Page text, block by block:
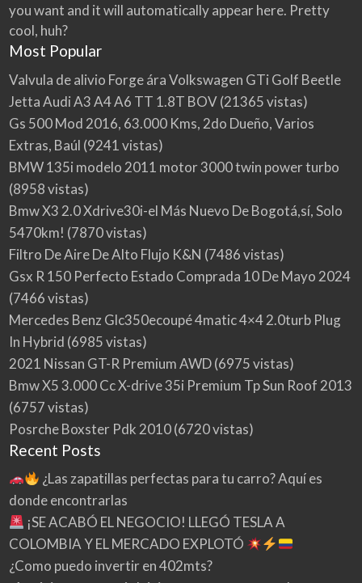
you want and it will automatically appear here. Pretty
cool, huh?
Most Popular
Valvula de alivio Forge ára Volkswagen GTi Golf Beetle
Jetta Audi A3 A4 A6 TT 1.8T BOV(21365 vistas)
Gs 500 Mod 2016, 63.000 Kms, 2do Dueño, Varios
Extras, Baúl (9241 vistas)
BMW 135i modelo 2011 motor 3000 twin power turbo
(8958 vistas)
Bmw X3 2.0 Xdrive30i-el Más Nuevo De Bogotá,sí, Solo
5470km! (7870 vistas)
Filtro De Aire De Alto Flujo K&N (7486 vistas)
Gsx R 150 Perfecto Estado Comprada 10 De Mayo 2024
(7466 vistas)
Mercedes Benz Glc350ecoupé 4matic 4×4 2.0turb Plug
In Hybrid (6985 vistas)
2021 Nissan GT-R Premium AWD(6975 vistas)
Bmw X5 3.000 Cc X-drive 35i Premium Tp Sun Roof 2013
(6757 vistas)
Posrche Boxster Pdk 2010(6720 vistas)
Recent Posts
¿Las zapatillas perfectas para tu carro? Aquí es
donde encontrarlas
¡SE ACABÓ EL NEGOCIO! LLEGÓ TESLA A
COLOMBIA Y EL MERCADO EXPLOTÓ
¿Como puedo invertir en 402mts?